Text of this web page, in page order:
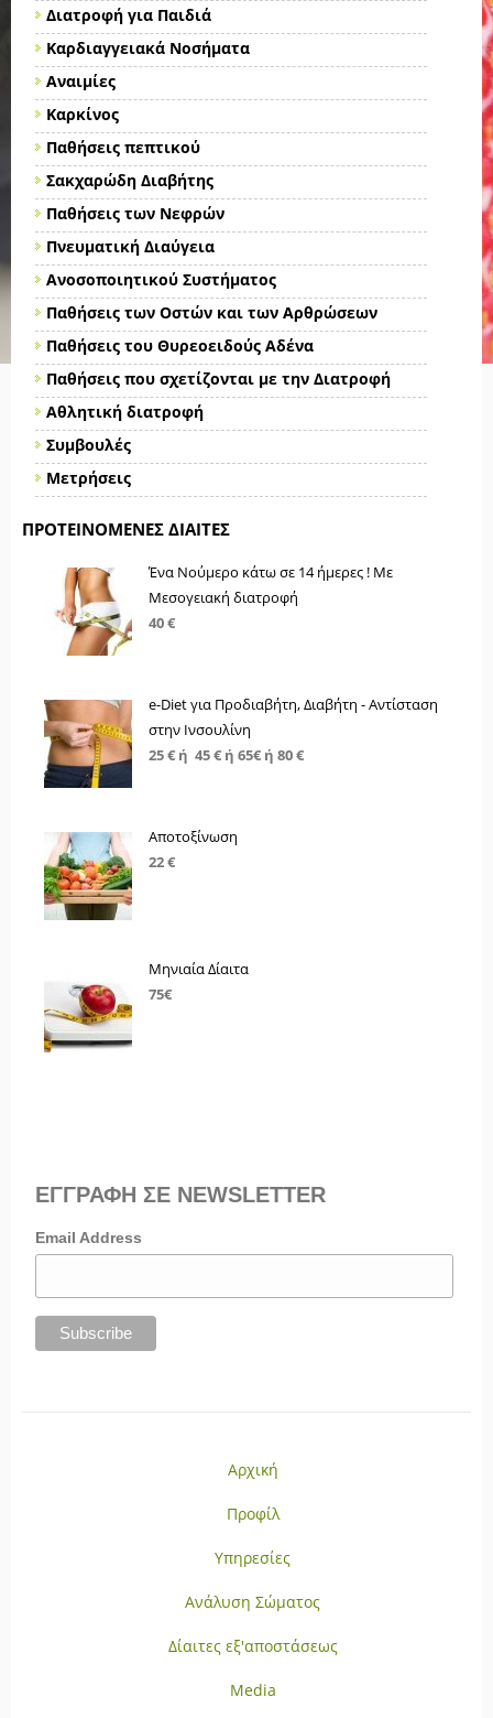
Διατροφή για Παιδιά
Καρδιαγγειακά Νοσήματα
Αναιμίες
Καρκίνος
Παθήσεις πεπτικού
Σακχαρώδη Διαβήτης
Παθήσεις των Νεφρών
Πνευματική Διαύγεια
Ανοσοποιητικού Συστήματος
Παθήσεις των Οστών και των Αρθρώσεων
Παθήσεις του Θυρεοειδούς Αδένα
Παθήσεις που σχετίζονται με την Διατροφή
Αθλητική διατροφή
Συμβουλές
Μετρήσεις
ΠΡΟΤΕΙΝΌΜΕΝΕΣ ΔΊΑΙΤΕΣ
Ένα Νούμερο κάτω σε 14 ήμερες ! Με
Μεσογειακή διατροφή
40 €
e-Diet για Προδιαβήτη, Διαβήτη - Αντίσταση
στην Ινσουλίνη
25 € ή 45 € ή 65€ ή 80 €
Αποτοξίνωση
22 €
Μηνιαία Δίαιτα
75€
ΕΓΓΡΑΦΗ ΣΕ NEWSLETTER
Email Address
Αρχική
Προφίλ
Υπηρεσίες
Ανάλυση Σώματος
Δίαιτες εξ'αποστάσεως
Media